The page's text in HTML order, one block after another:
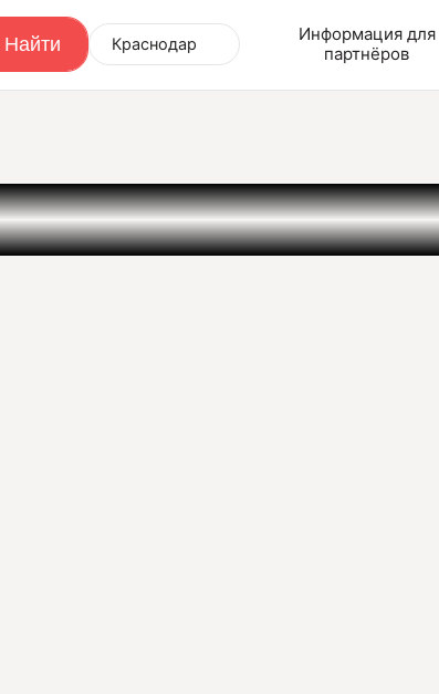
Краснодар
Информация для
партнёров